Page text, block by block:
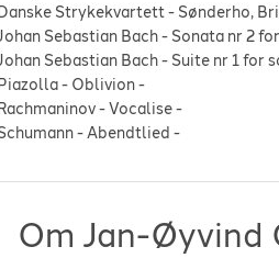
Danske Strykekvartett- Sønderho,
Sebastian Bach- Sonata nr 2
Sebastian Bach- Suite nr 1 for
Piazolla- Oblivion-
Rachmaninov-Vocalise-
-Abendtlied -
Om Jan-Øyvind